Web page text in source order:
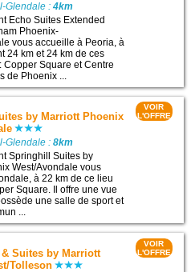
Glendale :4km
Echo Suites Extended
Phoenix-
vous accueille à Peoria, à
24 km et 24 km de ces
Copper Square et Centre
de Phoenix ...
by Marriott Phoenix
Glendale :8km
Springhill Suites by
West/Avondale vous
à 22 km de ce lieu
Square. Il offre une vue
une salle de sport et
...
VOIR
L'OFFRE
Suites by Marriott
Tolleson
VOIR
L'OFFRE